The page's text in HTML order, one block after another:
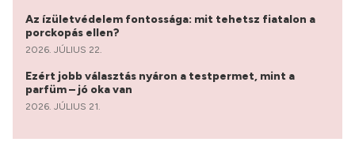
Az ízületvédelem fontossága: mit tehetsz fiatalon a
porckopás ellen?
2026. JÚLIUS 22.
Ezért jobb választás nyáron a testpermet, mint a
parfüm – jó oka van
2026. JÚLIUS 21.